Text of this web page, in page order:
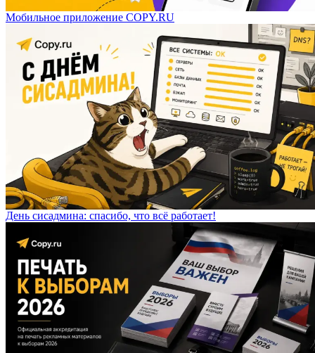
Мобильное приложение COPY.RU
День сисадмина: спасибо, что всё работает!